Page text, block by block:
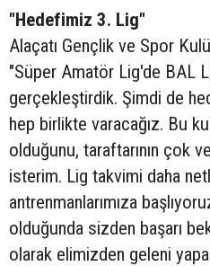
"Hedefimiz 3. Lig"
Alaçatı Gençlik ve Spor
"Süper Amatör Lig'de BAL
gerçekleştirdik. Şimdi de
hep birlikte varacağız. Bu
olduğunu, taraftarının çok
isterim. Lig takvimi daha
antrenmanlarımıza
olduğunda sizden başarı
olarak elimizden geleni